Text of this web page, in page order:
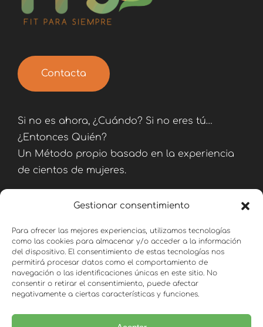
Gestionar consentimiento
Para ofrecer las mejores experiencias, utilizamos tecnologías
como las cookies para almacenar y/o acceder a la información
del dispositivo. El consentimiento de estas tecnologías nos
permitirá procesar datos como el comportamiento de
navegación o las identificaciones únicas en este sitio. No
consentir o retirar el consentimiento, puede afectar
negativamente a ciertas características y funciones.
Contacta
Si no es ahora, ¿Cuándo? Si no eres tú…
¿Entonces Quién?
Un Método propio basado en la experiencia
de cientos de mujeres.
Consulta